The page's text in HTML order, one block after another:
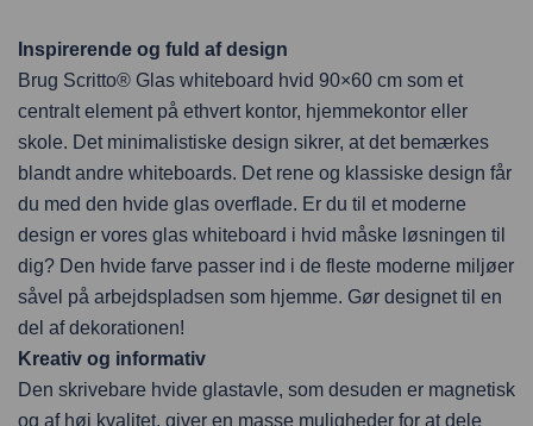
Inspirerende og fuld af design
Brug Scritto® Glas whiteboard hvid 90×60 cm som et
centralt element på ethvert kontor, hjemmekontor eller
skole. Det minimalistiske design sikrer, at det bemærkes
blandt andre whiteboards. Det rene og klassiske design får
du med den hvide glas overflade. Er du til et moderne
design er vores glas whiteboard i hvid måske løsningen til
dig? Den hvide farve passer ind i de fleste moderne miljøer
såvel på arbejdspladsen som hjemme. Gør designet til en
del af dekorationen!
Kreativ og informativ
Den skrivebare hvide glastavle, som desuden er magnetisk
og af høj kvalitet, giver en masse muligheder for at dele